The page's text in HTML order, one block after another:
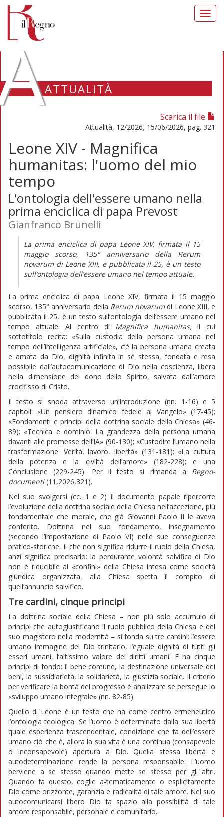
ATTUALITÀ
Scarica il file
Attualità, 12/2026, 15/06/2026, pag. 321
Leone XIV - Magnifica
humanitas: l'uomo del mio
tempo
L'ontologia dell'essere umano nella
prima enciclica di papa Prevost
Gianfranco Brunelli
La prima enciclica di papa Leone XIV, firmata il 15
maggio scorso, 135° anniversario della Rerum
novarumdi Leone XIII, e pubblicata il 25, è un testo
sull’ontologia dell’essere umano nel tempo attuale.
La prima enciclica di papa Leone XIV, firmata il 15 maggio
scorso, 135° anniversario della Rerum novarumdi Leone XIII, e
pubblicata il 25, è un testo sull’ontologia dell’essere umano nel
tempo attuale. Al centro di Magnifica humanitas,il cui
sottotitolo recita: «Sulla custodia della persona umana nel
tempo dell’intelligenza artificiale», c’è la persona umana creata
e amata da Dio, dignità infinita in sé stessa, fondata e resa
possibile dall’autocomunicazione di Dio nella coscienza, libera
nella dimensione del dono dello Spirito, salvata dall’amore
crocifisso di Cristo.
Il testo si snoda attraverso un’Introduzione (nn. 1-16) e 5
capitoli: «Un pensiero dinamico fedele al Vangelo» (17-45);
«Fondamenti e princìpi della dottrina sociale della Chiesa» (46-
89); «Tecnica e dominio. La grandezza della persona umana
davanti alle promesse dell’IA» (90-130); «Custodire l’umano nella
trasformazione. Verità, lavoro, libertà» (131-181); «La cultura
della potenza e la civiltà dell’amore» (182-228); e una
Conclusione (229-245). Per il testo si rimanda a Regno-
documenti(11,2026,321).
Nel suo svolgersi (cc. 1 e 2) il documento papale ripercorre
l’evoluzione della dottrina sociale della Chiesa nell’accezione, più
fondamentale che morale, che già Giovanni Paolo II le aveva
conferito. Dottrina nel suo fondamento, insegnamento
(secondo l’impostazione di Paolo VI) nelle sue conseguenze
pratico-storiche. Il che non significa ridurre il ruolo della Chiesa,
anzi significa precisarlo: la perdurante volontà salvifica di Dio
non è riducibile ai «confini» della Chiesa intesa come società
giuridica organizzata, alla Chiesa spetta il compito di
quell’annuncio salvifico.
Tre cardini, cinque principi
La dottrina sociale della Chiesa – non più solo accumulo di
principi che autogiustificano il ruolo pubblico della Chiesa e del
suo magistero nella modernità – si fonda su tre cardini: l’essere
umano immagine del Dio trinitario, l’eguale dignità di tutti gli
esseri umani, l’altissimo valore dei diritti umani. E ha cinque
principi di fondo: il bene comune, la destinazione universale dei
beni, la sussidiarietà, la solidarietà, la giustizia sociale. Il criterio
per verificare la bontà del progresso è analizzare se persegue lo
«sviluppo umano integrale» (nn. 82-85).
Quello di Leone è un testo che ha come centro ermeneutico
l’ontologia teologica. Se l’uomo è determinato dalla sua libertà
quale esperienza trascendentale, condizione che fa dell’essere
umano ciò che è, allora la sua vita è una continua (consapevole
o inconsapevole) apertura a Dio. Quella stessa libertà e
autodeterminazione rende la persona responsabile. L’uomo
perviene a se stesso quando mette se stesso per gli altri.
Quando fa questo, coglie a-tematicamente o esplicitamente
Dio come orizzonte, garanzia e radicalità di tale amore. Nel suo
autocomunicarsi libero Dio fa spazio alla possibilità di tale
amore responsabile, personale e comunitario.